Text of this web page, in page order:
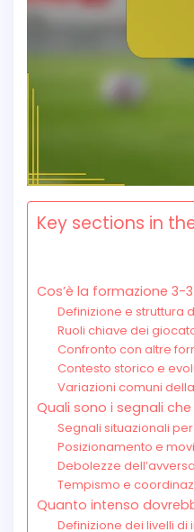
Key sections in
Cos’è la formazione 3-
Definizione e struttura
Ruoli chiave dei
Confronto con altre
Contesto storico e
Variazioni comuni
Quali sono i segnali
Segnali situazionali
Posizionamento e
Debolezze
Tempismo e
Quanto intenso
Definizione dei livelli